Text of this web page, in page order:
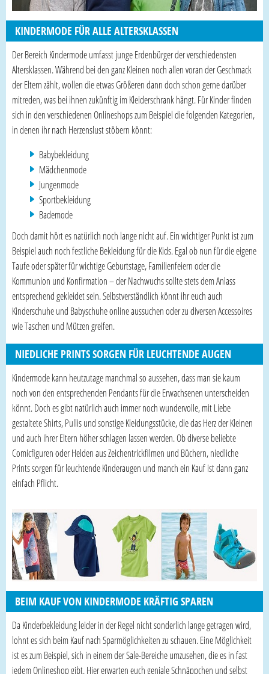
KINDERMODE FÜR ALLE ALTERSKLASSEN
Der Bereich Kindermode umfasst junge Erdenbürger der verschiedensten
Altersklassen. Während bei den ganz Kleinen noch allen voran der Geschmack
der Eltern zählt, wollen die etwas Größeren dann doch schon gerne darüber
mitreden, was bei ihnen zukünftig im Kleiderschrank hängt. Für Kinder finden
sich in den verschiedenen Onlineshops zum Beispiel die folgenden Kategorien,
in denen ihr nach Herzenslust stöbern könnt:
Babybekleidung
Mädchenmode
Jungenmode
Sportbekleidung
Bademode
Doch damit hört es natürlich noch lange nicht auf. Ein wichtiger Punkt ist zum
Beispiel auch noch festliche Bekleidung für die Kids. Egal ob nun für die eigene
Taufe oder später für wichtige Geburtstage, Familienfeiern oder die
Kommunion und Konfirmation – der Nachwuchs sollte stets dem Anlass
entsprechend gekleidet sein. Selbstverständlich könnt ihr euch auch
Kinderschuhe und Babyschuhe online aussuchen oder zu diversen Accessoires
wie Taschen und Mützen greifen.
NIEDLICHE PRINTS SORGEN FÜR LEUCHTENDE AUGEN
Kindermode kann heutzutage manchmal so aussehen, dass man sie kaum
noch von den entsprechenden Pendants für die Erwachsenen unterscheiden
könnt. Doch es gibt natürlich auch immer noch wundervolle, mit Liebe
gestaltete Shirts, Pullis und sonstige Kleidungsstücke, die das Herz der Kleinen
und auch ihrer Eltern höher schlagen lassen werden. Ob diverse beliebte
Comicfiguren oder Helden aus Zeichentrickfilmen und Büchern, niedliche
Prints sorgen für leuchtende Kinderaugen und manch ein Kauf ist dann ganz
einfach Pflicht.
BEIM KAUF VON KINDERMODE KRÄFTIG SPAREN
Da Kinderbekleidung leider in der Regel nicht sonderlich lange getragen wird,
lohnt es sich beim Kauf nach Sparmöglichkeiten zu schauen. Eine Möglichkeit
ist es zum Beispiel, sich in einem der Sale-Bereiche umzusehen, die es in fast
jedem Onlineshop gibt. Hier erwarten euch geniale Schnäppchen und selbst